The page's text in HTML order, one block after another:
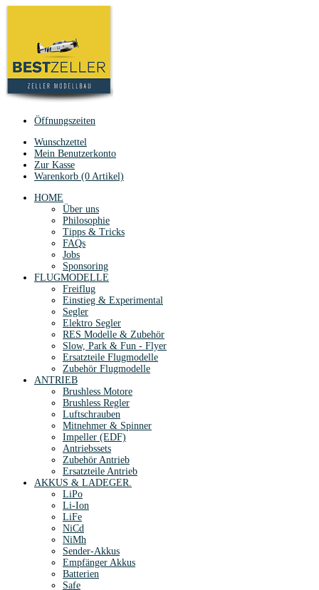
Öffnungszeiten
Wunschzettel
Mein Benutzerkonto
Zur Kasse
Warenkorb (0 Artikel)
HOME
Über uns
Philosophie
Tipps & Tricks
FAQs
Jobs
Sponsoring
FLUGMODELLE
Freiflug
Einstieg & Experimental
Segler
Elektro Segler
RES Modelle & Zubehör
Slow, Park & Fun - Flyer
Ersatzteile Flugmodelle
Zubehör Flugmodelle
ANTRIEB
Brushless Motore
Brushless Regler
Luftschrauben
Mitnehmer & Spinner
Impeller (EDF)
Antriebssets
Zubehör Antrieb
Ersatzteile Antrieb
AKKUS & LADEGER.
LiPo
Li-Ion
LiFe
NiCd
NiMh
Sender-Akkus
Empfänger Akkus
Batterien
Safe